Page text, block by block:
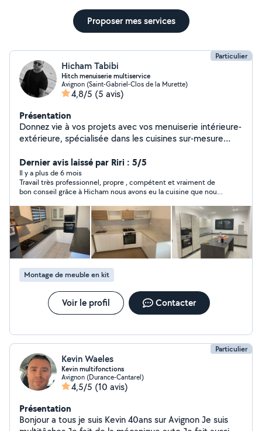
Proposer mes services
Particulier
Hicham Tabibi
Hitch menuiserie multiservice
Avignon (Saint-Gabriel-Clos de la Murette)
4,8/5 (5 avis)
Présentation
Donnez vie à vos projets avec vos menuiserie intérieure-
extérieure, spécialisée dans les cuisines sur-mesure
Dernier avis laissé par Riri : 5/5
Il y a plus de 6 mois
Travail très professionnel, propre , compétent et vraiment de
bon conseil grâce à Hicham nous avons eu la cuisine que nous
Montage de meuble en kit
Voir le profil Contacter
Particulier
Kevin Waeles
Kevin multifonctions
Avignon (Durance-Cantarel)
4,5/5 (10 avis)
Présentation
Bonjour a tous je suis Kevin 40ans sur Avignon Je suis